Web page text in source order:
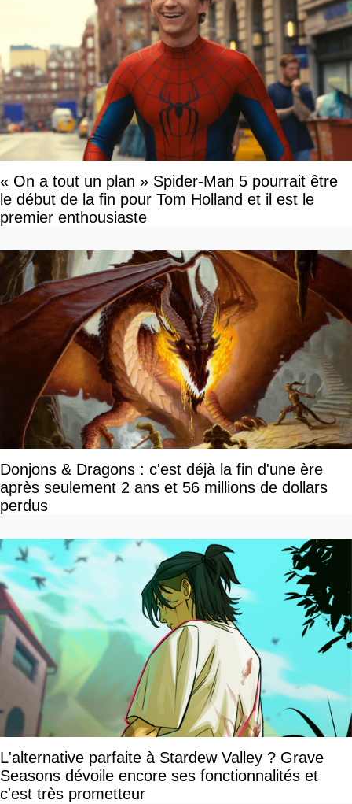
« On a tout un plan » Spider-Man 5 pourrait être
le début de la fin pour Tom Holland et il est le
premier enthousiaste
Donjons & Dragons : c'est déjà la fin d'une ère
après seulement 2 ans et 56 millions de dollars
perdus
L'alternative parfaite à Stardew Valley ? Grave
Seasons dévoile encore ses fonctionnalités et
c'est très prometteur